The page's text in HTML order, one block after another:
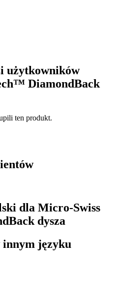
użytkowników
DiamondBack
ten produkt.
dla Micro-Swiss
dysza
innym języku